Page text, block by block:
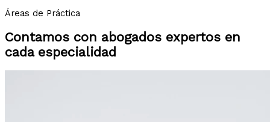
Áreas de Práctica
Contamos con abogados expertos en
cada especialidad